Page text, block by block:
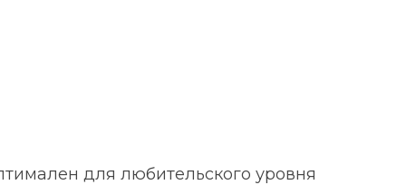
для любительского уровня